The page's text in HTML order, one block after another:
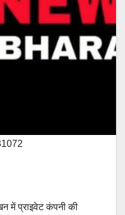
में प्राइवेट कंपनी की